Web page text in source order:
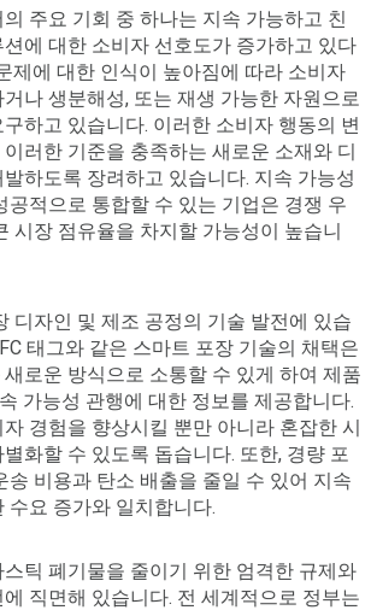
주요 기회 중 하나는 지속 가능하고 친
에 대한 소비자 선호도가 증가하고 있다
제에 대한 인식이 높아짐에 따라 소비자
나 생분해성, 또는 재생 가능한 자원으로
하고 있습니다. 이러한 소비자 행동의 변
러한 기준을 충족하는 새로운 소재와 디
하도록 장려하고 있습니다. 지속 가능성
공적으로 통합할 수 있는 기업은 경쟁 우
시장 점유율을 차지할 가능성이 높습니
디자인 및 제조 공정의 기술 발전에 있습
태그와 같은 스마트 포장 기술의 채택은
로운 방식으로 소통할 수 있게 하여 제품
가능성 관행에 대한 정보를 제공합니다.
경험을 향상시킬 뿐만 아니라 혼잡한 시
화할 수 있도록 돕습니다. 또한, 경량 포
송 비용과 탄소 배출을 줄일 수 있어 지속
수요 증가와 일치합니다.
틱 폐기물을 줄이기 위한 엄격한 규제와
직면해 있습니다. 전 세계적으로 정부는